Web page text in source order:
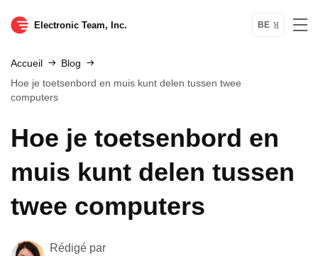
Electronic Team, Inc. BE
Accueil
Blog
Hoe je toetsenbord en muis kunt delen tussen twee
computers
Hoe je toetsenbord en
muis kunt delen tussen
twee computers
Rédigé par